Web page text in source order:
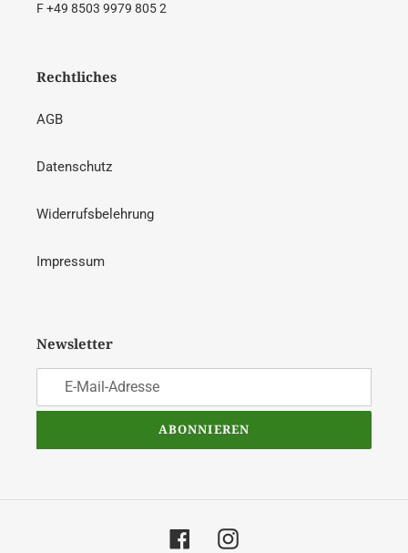
F +49 8503 9979 805 2
Rechtliches
AGB
Datenschutz
Widerrufsbelehrung
Impressum
Newsletter
ABONNIEREN
FacebookInstagram